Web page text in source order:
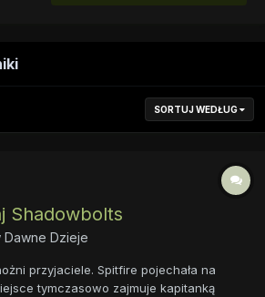
SORTUJ WEDŁUG
Shadowbolts
Dawne Dzieje
przyjaciele. Spitfire pojechała na
tymczasowo zajmuje kapitanką